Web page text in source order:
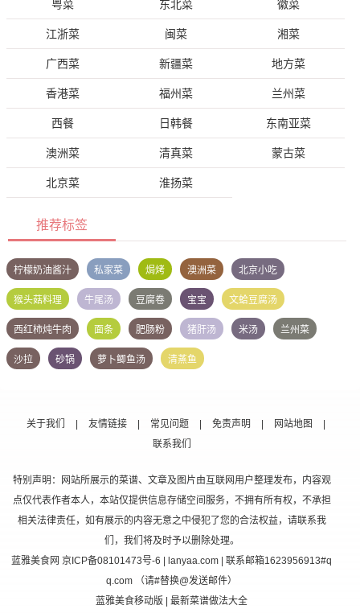
粤菜 东北菜 徽菜
江浙菜 闽菜 湘菜
广西菜 新疆菜 地方菜
香港菜 福州菜 兰州菜
西餐 日韩餐 东南亚菜
澳洲菜 清真菜 蒙古菜
北京菜 淮扬菜
推荐标签
柠檬奶油酱汁 私家菜 焗烤 澳洲菜 北京小吃
猴头菇料理 牛尾汤 豆腐卷 宝宝 文蛤豆腐汤
西红柿炖牛肉 面条 肥肠粉 猪肝汤 米汤 兰州菜
沙拉 砂锅 萝卜鲫鱼汤 清蒸鱼
关于我们 友情链接 常见问题 免责声明 网站地图
联系我们
特别声明：网站所展示的菜谱、文章及图片由互联网用户整理发布，内容观
点仅代表作者本人，本站仅提供信息存储空间服务，不拥有所有权，不承担
相关法律责任，如有展示的内容无意之中侵犯了您的合法权益，请联系我
们，我们将及时予以删除处理。
蓝雅美食网 京ICP备08101473号-6 | lanyaa.com | 联系邮箱1623956913#q
q.com （请#替换@发送邮件）
蓝雅美食移动版 | 最新菜谱做法大全